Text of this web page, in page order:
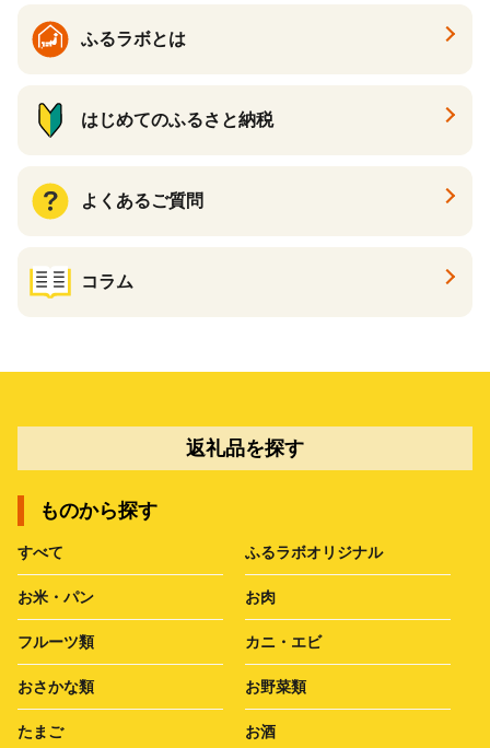
ギフト ふるさと納税 ）
ふるラボとは
はじめてのふるさと納税
よくあるご質問
コラム
返礼品を探す
ものから探す
すべて ふるラボオリジナル
お米・パン お肉
フルーツ類 カニ・エビ
おさかな類 お野菜類
たまご お酒